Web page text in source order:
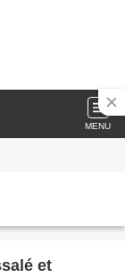
MENU
et